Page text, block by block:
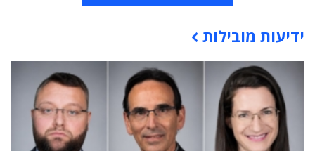
תוכן פרסומי
ידיעות מובילות